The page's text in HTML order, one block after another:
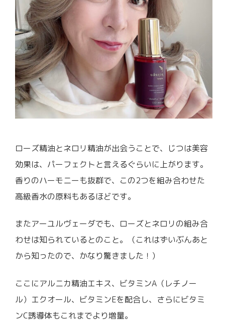
ローズ精油とネロリ精油が出会うことで、じつは美容
効果は、パーフェクトと言えるぐらいに上がります。
香りのハーモニーも抜群で、この2つを組み合わせた
高級香水の原料もあるほどです。
またアーユルヴェーダでも、ローズとネロリの組み合
わせは知られているとのこと。（これはずいぶんあと
から知ったので、かなり驚きました！）
ここにアルニカ精油エキス、ビタミンA（レチノー
ル）エクオール、ビタミンEを配合し、さらにビタミ
ンC誘導体もこれまでより増量。